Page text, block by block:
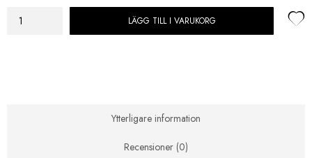
Lövkoja
LÄGG TILL I VARUKORG
Ytterligare information
Recensioner (0)